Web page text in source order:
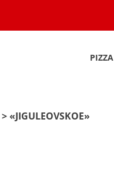
PIZZA
> «JIGULEOVSKOE»